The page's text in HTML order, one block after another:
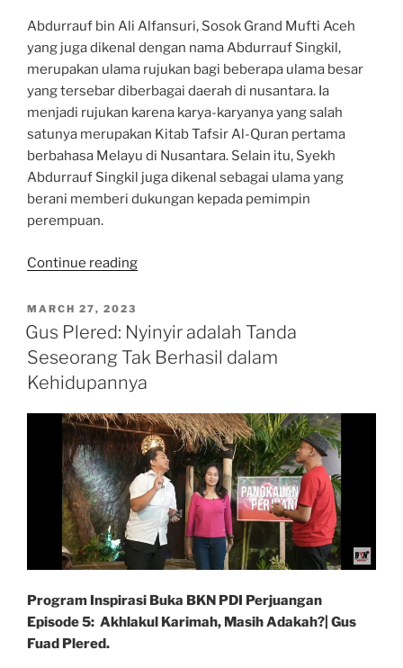
Abdurrauf bin Ali Alfansuri, Sosok Grand Mufti Aceh
yang juga dikenal dengan nama Abdurrauf Singkil,
merupakan ulama rujukan bagi beberapa ulama besar
yang tersebar diberbagai daerah di nusantara. Ia
menjadi rujukan karena karya-karyanya yang salah
satunya merupakan Kitab Tafsir Al-Quran pertama
berbahasa Melayu di Nusantara. Selain itu, Syekh
Abdurrauf Singkil juga dikenal sebagai ulama yang
berani memberi dukungan kepada pemimpin
perempuan.
Continue reading“Syekh
Mahaguru
Ulama
Nusantara
Pertama
Penulis
Kitab
Tafsir
Al-
Quran
30
Juz
Berbahasa
POSTED
ON
MARCH 27, 2023
Gus Plered: Nyinyir adalah Tanda
Seseorang Tak Berhasil dalam
Kehidupannya
Program Inspirasi Buka BKN PDI Perjuangan
Episode 5: Akhlakul Karimah, Masih Adakah?| Gus
Fuad Plered.